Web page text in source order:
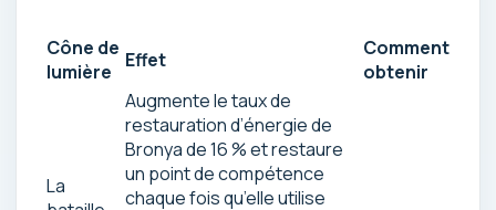
Cône de
lumière
Effet
Comment
obtenir
La
Augmente le taux de
restauration d’énergie de
Bronya de 16 % et restaure
un point de compétence
chaque fois qu’elle utilise